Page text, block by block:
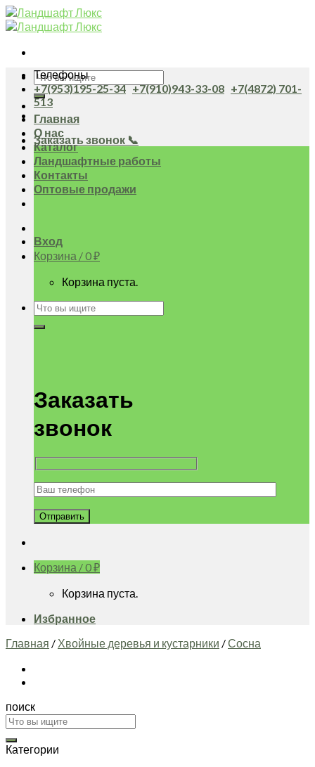
Skip
to
Искать:
Главная
О нас
Каталог
Ландшафтные работы
Контакты
Оптовые продажи
Вход
Корзина /0₽
Корзина пуста.
Искать:
Телефоны
+7(953)195-25-34 +7(910)943-33-08 +7(4872) 701-
513
Заказать звонок 📞
Заказать
звонок
Корзина /0₽
Корзина пуста.
Избранное
Главная / Хвойные деревья и кустарники /Сосна
поиск
Искать:
Категории